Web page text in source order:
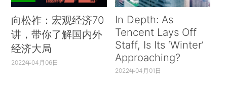
向松祚：宏观经济70
讲，带你了解国内外
经济大局
2022年04月06日
In Depth: As
Tencent Lays Off
Staff, Is Its ‘Winter’
Approaching?
2022年04月01日